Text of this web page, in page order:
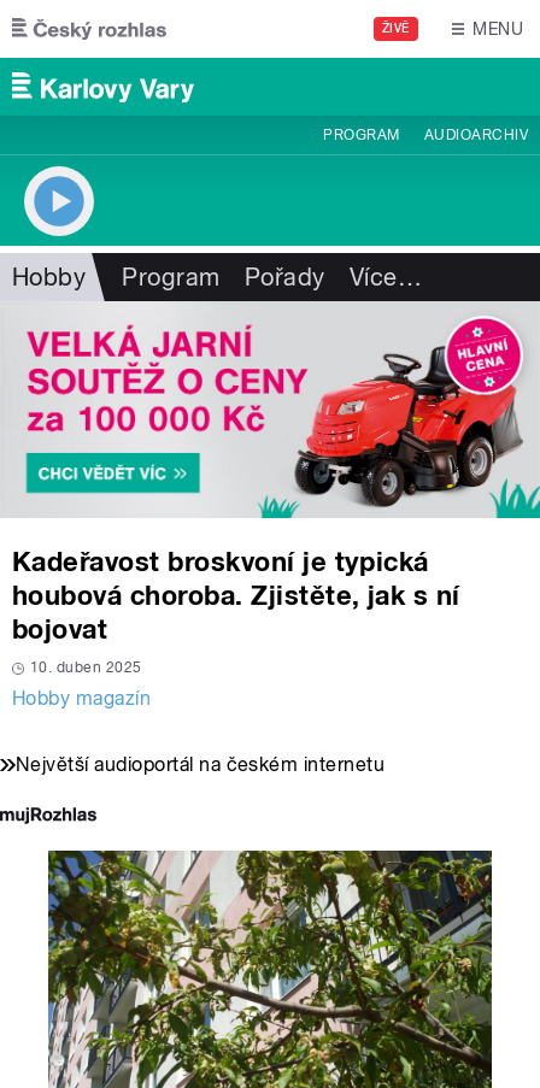
Přejít k hlavnímu obsahu
ŽIVĚ MENU
PROGRAM AUDIOARCHIV
Hobby Program Pořady Více…
Kadeřavost broskvoní je typická
houbová choroba. Zjistěte, jak s ní
bojovat
10. duben 2025
Hobby magazín
Největší audioportál na českém internetu